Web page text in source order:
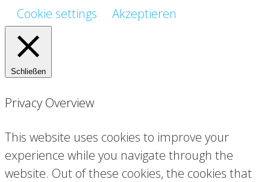
Cookie settings
Akzeptieren
Schließen
Privacy Overview
This website uses cookies to improve your
experience while you navigate through the
website. Out of these cookies, the cookies that